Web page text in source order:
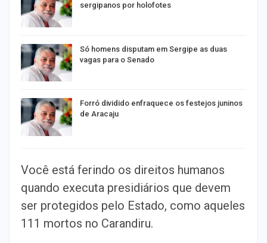
sergipanos por holofotes
Só homens disputam em Sergipe as duas
vagas para o Senado
Forró dividido enfraquece os festejos juninos
de Aracaju
Você está ferindo os direitos humanos
quando executa presidiários que devem
ser protegidos pelo Estado, como aqueles
111 mortos no Carandiru.